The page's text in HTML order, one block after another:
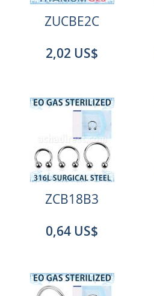
ZUCBE2C
2,02 US$
ZCB18B3
0,64 US$